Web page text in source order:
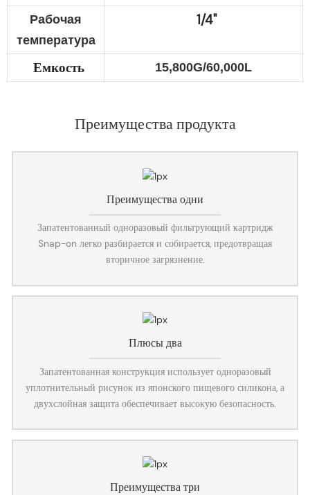
Рабочая
температура
1/4"
Емкость 15,800G/60,000L
Преимущества продукта
Преимущества одни
Запатентованный одноразовый фильтрующий картридж
Snap-on легко разбирается и собирается, предотвращая
вторичное загрязнение.
Плюсы два
Запатентованная конструкция использует одноразовый
уплотнительный рисунок из японского пищевого силикона, а
двухслойная защита обеспечивает высокую безопасность.
Преимущества три